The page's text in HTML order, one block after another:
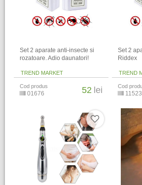
Set 2 aparate anti-insecte si
rozatoare. Adio daunatori!
TREND MARKET
Cod produs
01676 52 lei
Set 2
Riddex
TREND
Cod
11523